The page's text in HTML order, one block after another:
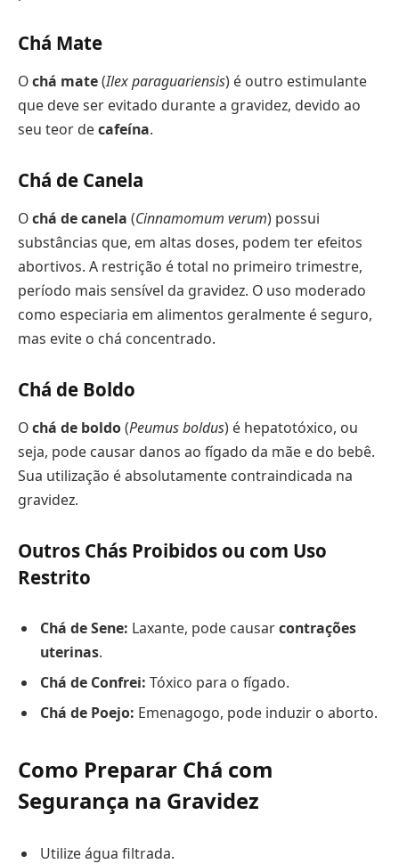
Chá Mate
Ochá mate(Ilex paraguariensis) é outro estimulante
que deve ser evitado durante a gravidez, devido ao
seu teor decafeína.
Chá de Canela
Ochá de canela (Cinnamomum verum) possui
substâncias que, em altas doses, podem ter efeitos
abortivos. A restrição é total no primeiro trimestre,
período mais sensível da gravidez. O uso moderado
como especiaria em alimentos geralmente é seguro,
mas evite o chá concentrado.
Chá de Boldo
Ochá de boldo(Peumus boldus) é hepatotóxico, ou
seja, pode causar danos ao fígado da mãe e do bebê.
Sua utilização é absolutamente contraindicada na
gravidez.
Outros Chás Proibidos ou com Uso
Restrito
Chá de Sene: Laxante, pode causarcontrações
uterinas.
Chá de Confrei: Tóxico para o fígado.
Chá de Poejo: Emenagogo, pode induzir o aborto.
Como Preparar Chá com
Segurança na Gravidez
Utilize água filtrada.